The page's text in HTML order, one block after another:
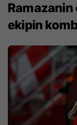
Ramazanin
ekipin